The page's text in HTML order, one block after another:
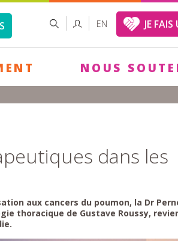
FORMULAIRE
DE
RECHERCHER EN JE
NOUS
dans les
aux cancers du poumon, la Dr
thoracique de Gustave Roussy,